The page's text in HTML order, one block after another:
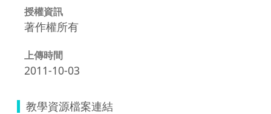
授權資訊
著作權所有
上傳時間
2011-10-03
教學資源檔案連結